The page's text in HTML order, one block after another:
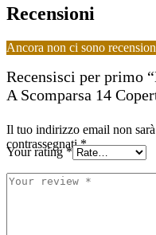
Recensioni
Ancora non ci sono
Recensisci per primo
A Scomparsa 14
Il tuo indirizzo email non
contrassegnati*
Your rating*